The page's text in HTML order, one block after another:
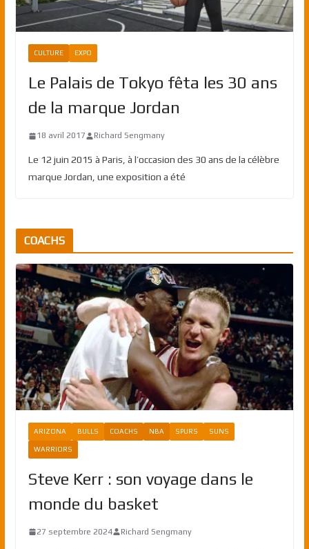
CULTURE EXPO
Le Palais de Tokyo fêta les 30 ans
de la marque Jordan
18 avril 2017 Richard Sengmany
Le 12 juin 2015 à Paris, à l’occasion des 30 ans de la célèbre
marque Jordan, une exposition a été
COACHS
ARIZONA BULLS COACHS NBA SPURS SUNS
WARRIORS
Steve Kerr : son voyage dans le
monde du basket
27 septembre 2024 Richard Sengmany